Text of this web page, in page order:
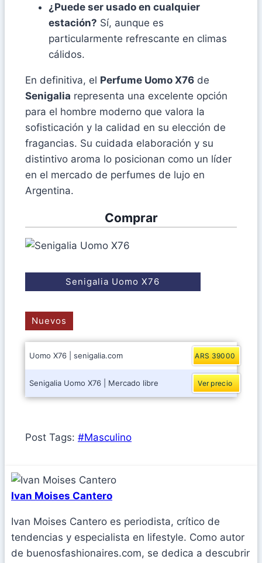
¿Puede ser usado en cualquier
estación? Sí, aunque es
particularmente refrescante en climas
cálidos.
En definitiva, el Perfume Uomo X76 de
Senigalia representa una excelente opción
para el hombre moderno que valora la
sofisticación y la calidad en su elección de
fragancias. Su cuidada elaboración y su
distintivo aroma lo posicionan como un líder
en el mercado de perfumes de lujo en
Argentina.
Comprar
Senigalia Uomo X76
Nuevos
Uomo X76 | senigalia.com ARS 39000
Senigalia Uomo X76 | Mercado libre Ver precio
Post Tags: #Masculino
Ivan Moises Cantero
Ivan Moises Cantero es periodista, crítico de
tendencias y especialista en lifestyle. Como autor
de buenosfashionaires.com, se dedica a descubrir